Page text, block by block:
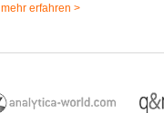
mehr erfahren >